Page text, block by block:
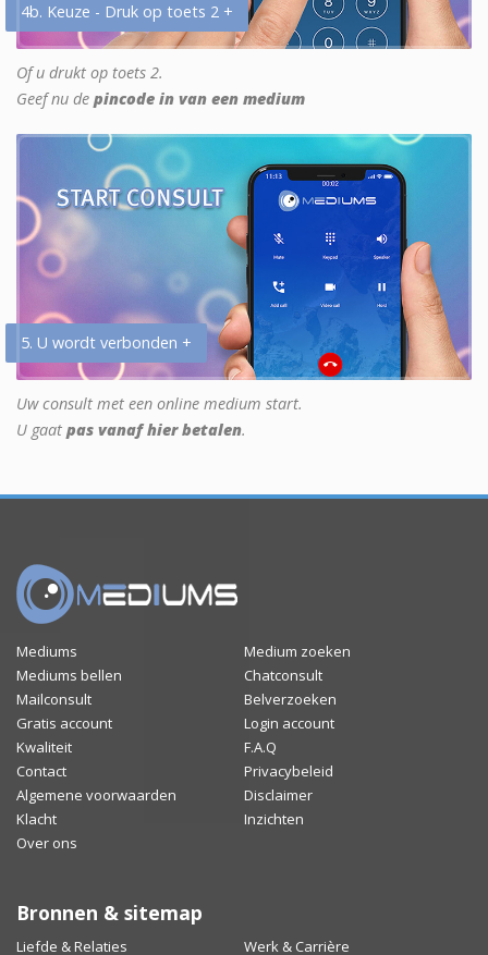
4b. Keuze - Druk op toets 2 +
Of u drukt op toets 2.
Geef nu de pincode in van een medium
5. U wordt verbonden +
Uw consult met een online medium start.
U gaat pas vanaf hier betalen.
Mediums
Medium zoeken
Mediums bellen
Chatconsult
Mailconsult
Belverzoeken
Gratis account
Login account
Kwaliteit
F.A.Q
Contact
Privacybeleid
Algemene voorwaarden
Disclaimer
Klacht
Inzichten
Over ons
Bronnen & sitemap
Liefde & Relaties Werk & Carrière